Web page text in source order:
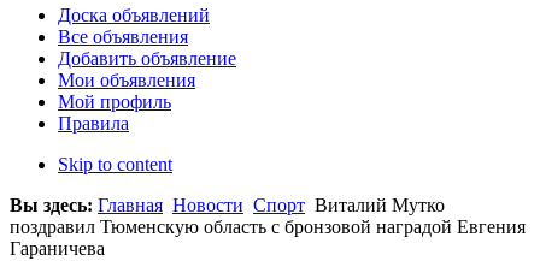
Доска объявлений
Все объявления
Добавить объявление
Мои объявления
Мой профиль
Правила
Skip to content
Вы здесь: Главная Новости Спорт Виталий Мутко
поздравил Тюменскую область с бронзовой наградой Евгения
Гараничева